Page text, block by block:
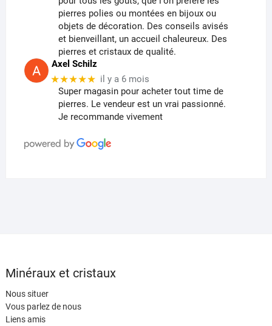
pierres polies ou montées en bijoux ou
objets de décoration. Des conseils avisés
et bienveillant, un accueil chaleureux. Des
pierres et cristaux de qualité.
Axel Schilz
★★★★★ il y a 6 mois
Super magasin pour acheter tout time de
pierres. Le vendeur est un vrai passionné.
Je recommande vivement
Minéraux et cristaux
Nous situer
Vous parlez de nous
Liens amis